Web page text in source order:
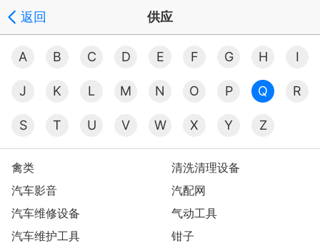
返回 供应
A B C D E F G H I
J K L M N O P Q R
S T U V W X Y Z
禽类
清洗清理设备
汽车影音
汽配网
汽车维修设备
气动工具
汽车维护工具
钳子